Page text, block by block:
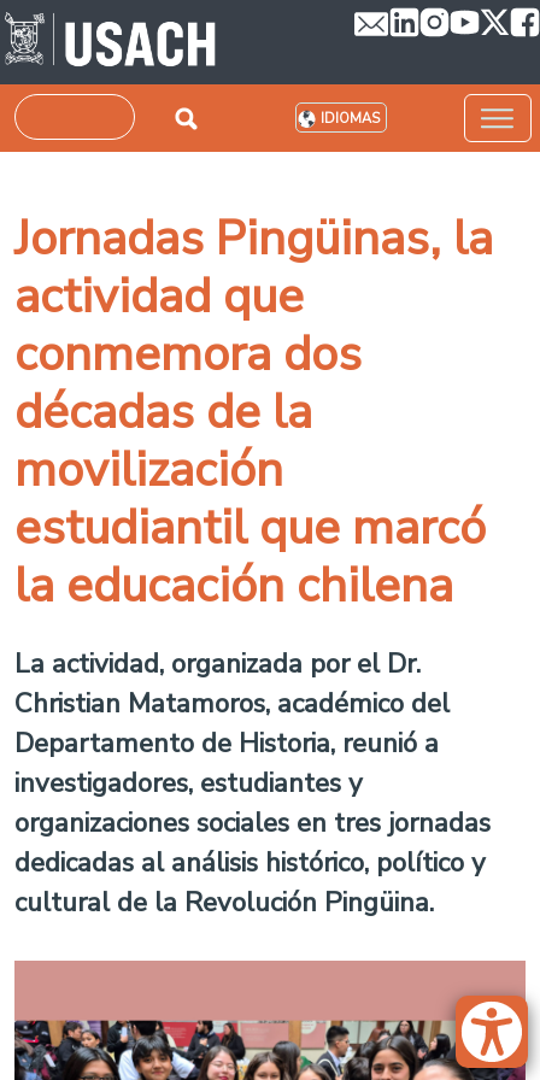
Pasar al contenido principal
Buscar IDIOMAS
Jornadas Pingüinas, la
actividad que
conmemora dos
décadas de la
movilización
estudiantil que marcó
la educación chilena
La actividad, organizada por el Dr.
Christian Matamoros, académico del
Departamento de Historia, reunió a
investigadores, estudiantes y
organizaciones sociales en tres jornadas
dedicadas al análisis histórico, político y
cultural de la Revolución Pingüina.